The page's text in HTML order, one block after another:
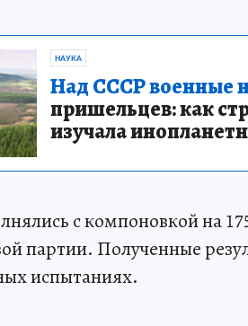
НАУКА
Над СССР военные
пришельцев: как
изучала
с компоновкой на
партии. Полученные
испытаниях.